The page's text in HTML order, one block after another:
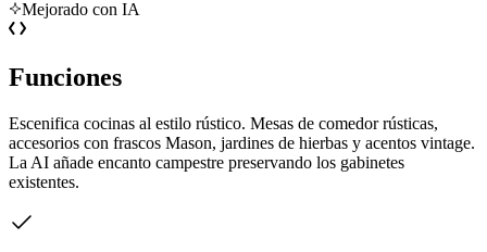
Mejorado con IA
Funciones
Escenifica cocinas al estilo rústico. Mesas de comedor rústicas,
accesorios con frascos Mason, jardines de hierbas y acentos vintage.
La AI añade encanto campestre preservando los gabinetes
existentes.